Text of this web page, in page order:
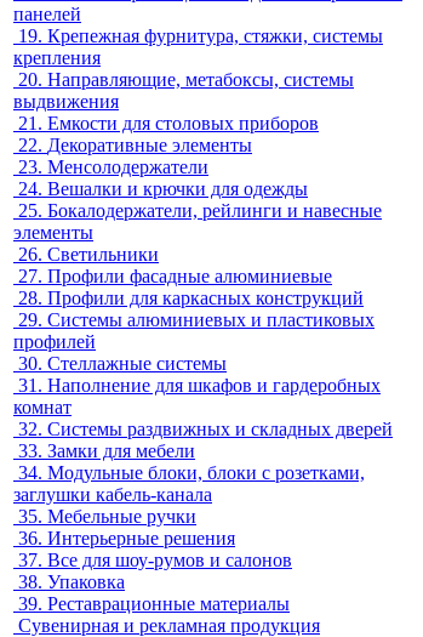
панелей
19. Крепежная фурнитура, стяжки, системы
крепления
20. Направляющие, метабоксы, системы
выдвижения
21. Емкости для столовых приборов
22. Декоративные элементы
23. Менсолодержатели
24. Вешалки и крючки для одежды
25. Бокалодержатели, рейлинги и навесные
элементы
26. Светильники
27. Профили фасадные алюминиевые
28. Профили для каркасных конструкций
29. Системы алюминиевых и пластиковых
профилей
30. Стеллажные системы
31. Наполнение для шкафов и гардеробных
комнат
32. Системы раздвижных и складных дверей
33. Замки для мебели
34. Модульные блоки, блоки с розетками,
заглушки кабель-канала
35. Мебельные ручки
36. Интерьерные решения
37. Все для шоу-румов и салонов
38. Упаковка
39. Реставрационные материалы
Сувенирная и рекламная продукция